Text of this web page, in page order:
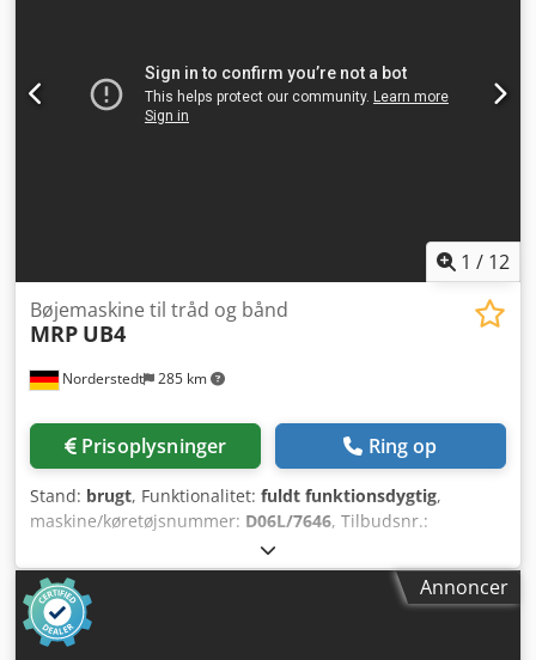
1 / 12
Norderstedt 285 km
Bøjemaskine til tråd og bånd
MRP UB4
Prisoplysninger Ring op
Stand: brugt, Funktionalitet: fuldt funktionsdygtig,
maskine/køretøjsnummer: D06L/7646, Tilbudsnr.:
D06L/7646 Maskintype: Tråd- og båndbukkemaskine
Fabrikat: MRP Dodpfswi S Ncex Ab Ueck Type: UB4 Årgang:
Diameterområde: 1-4 mm Båndbredde: 20 mm Ydelse -
stk/min: 80-150 Indføringslængde: 240 mm Placering: På
vores lager
Annoncer